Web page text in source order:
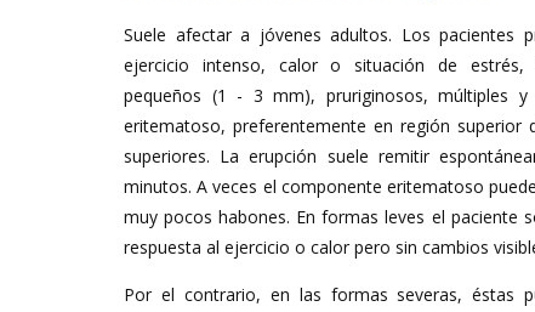
Suele afectar a jóvenes adultos. Los pacientes
ejercicio intenso, calor o situación de estrés,
pequeños (1 - 3 mm), pruriginosos, múltiples
eritematoso, preferentemente en región superior
superiores. La erupción suele remitir
minutos. A veces el componente eritematoso
muy pocos habones. En formas leves el paciente
respuesta al ejercicio o calor pero sin cambios
Por el contrario, en las formas severas, éstas